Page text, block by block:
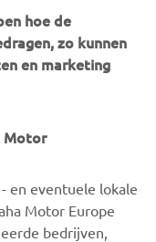
motorrijders
chassis optimaal
dure en zeer
Dit geeft een
potentieel te
die in het vorige
2020 YZF-R1M
hoe de
zo kunnen
en marketing
Motor
en eventuele lokale
Motor Europe
bedrijven,